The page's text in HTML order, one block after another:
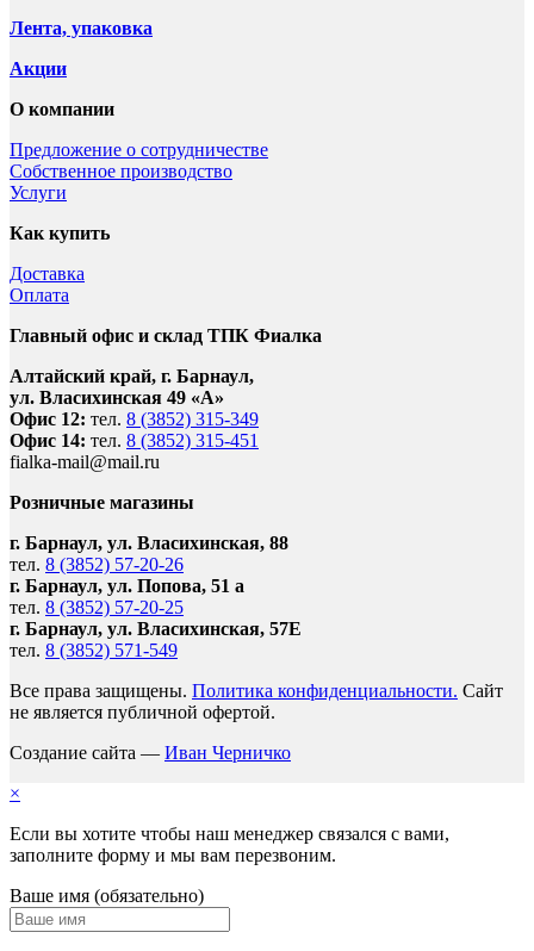
Лента, упаковка
Акции
О компании
Предложение о сотрудничестве
Собственное производство
Услуги
Как купить
Доставка
Оплата
Главный офис и склад ТПК Фиалка
Алтайский край, г. Барнаул,
ул. Власихинская 49 «А»
Офис 12: тел. 8 (3852) 315-349
Офис 14: тел. 8 (3852) 315-451
fialka-mail@mail.ru
Розничные магазины
г. Барнаул, ул. Власихинская, 88
тел. 8 (3852) 57-20-26
г. Барнаул, ул. Попова, 51 а
тел. 8 (3852) 57-20-25
г. Барнаул, ул. Власихинская, 57Е
тел. 8 (3852) 571-549
Все права защищены. Политика конфиденциальности. Сайт
не является публичной офертой.
Создание сайта — Иван Черничко
×
Если вы хотите чтобы наш менеджер связался с вами,
заполните форму и мы вам перезвоним.
Ваше имя (обязательно)